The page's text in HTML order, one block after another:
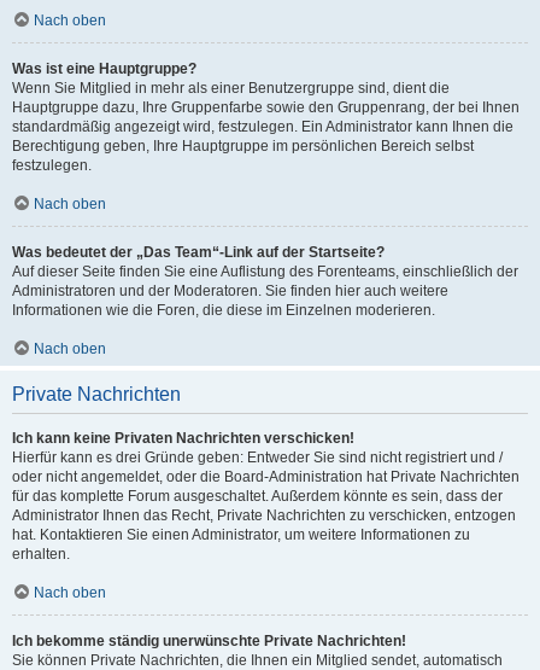
Nach oben
Was ist eine Hauptgruppe?
Wenn Sie Mitglied in mehr als einer Benutzergruppe sind, dient die
Hauptgruppe dazu, Ihre Gruppenfarbe sowie den Gruppenrang, der bei Ihnen
standardmäßig angezeigt wird, festzulegen. Ein Administrator kann Ihnen die
Berechtigung geben, Ihre Hauptgruppe im persönlichen Bereich selbst
festzulegen.
Nach oben
Was bedeutet der „Das Team“-Link auf der Startseite?
Auf dieser Seite finden Sie eine Auflistung des Forenteams, einschließlich der
Administratoren und der Moderatoren. Sie finden hier auch weitere
Informationen wie die Foren, die diese im Einzelnen moderieren.
Nach oben
Private Nachrichten
Ich kann keine Privaten Nachrichten verschicken!
Hierfür kann es drei Gründe geben: Entweder Sie sind nicht registriert und /
oder nicht angemeldet, oder die Board-Administration hat Private Nachrichten
für das komplette Forum ausgeschaltet. Außerdem könnte es sein, dass der
Administrator Ihnen das Recht, Private Nachrichten zu verschicken, entzogen
hat. Kontaktieren Sie einen Administrator, um weitere Informationen zu
erhalten.
Nach oben
Ich bekomme ständig unerwünschte Private Nachrichten!
Sie können Private Nachrichten, die Ihnen ein Mitglied sendet, automatisch